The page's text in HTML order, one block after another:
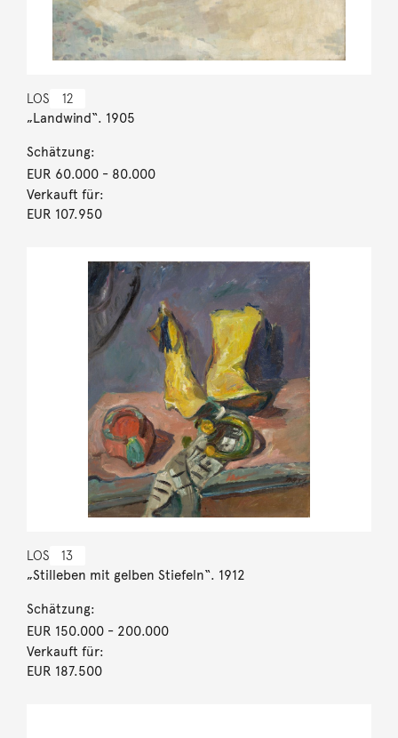
LOS 12
„Landwind“. 1905
Schätzung:
EUR 60.000- 80.000
Verkauft für:
EUR 107.950
LOS 13
„Stilleben mit gelben Stiefeln“. 1912
Schätzung:
EUR 150.000- 200.000
Verkauft für:
EUR 187.500